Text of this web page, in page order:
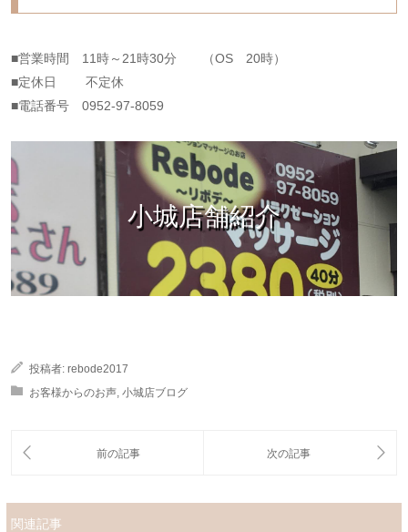
■営業時間 11時～21時30分 （OS 20時）
■定休日 不定休
■電話番号 0952-97-8059
小城店舗紹介
投稿者: rebode2017
お客様からのお声, 小城店ブログ
関連記事